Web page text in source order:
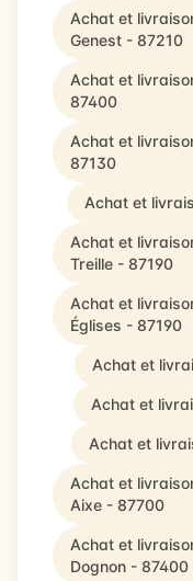
Achat et
Genest - 87210
Achat et
87400
Achat et
87130
Achat et
Achat et
Treille - 87190
Achat et
Églises - 87190
Achat et
Achat et
Achat et
Achat et
Aixe - 87700
Achat et
Dognon - 87400